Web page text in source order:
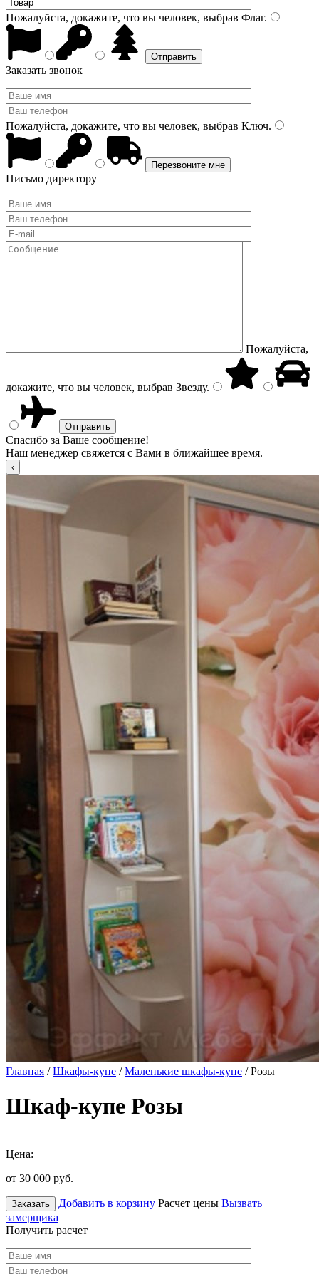
Пожалуйста, докажите, что вы человек, выбрав Флаг.
Заказать звонок
Пожалуйста, докажите, что вы человек, выбрав Ключ.
Письмо директору
Пожалуйста,
докажите, что вы человек, выбрав Звезду.
Спасибо за Ваше сообщение!
Наш менеджер свяжется с Вами в ближайшее время.
Главная /Шкафы-купе /Маленькие шкафы-купе / Розы
Шкаф-купе Розы
Цена:
от 30 000 руб.
Заказать Добавить в корзину Расчет цены Вызвать
замерщика
Получить расчет